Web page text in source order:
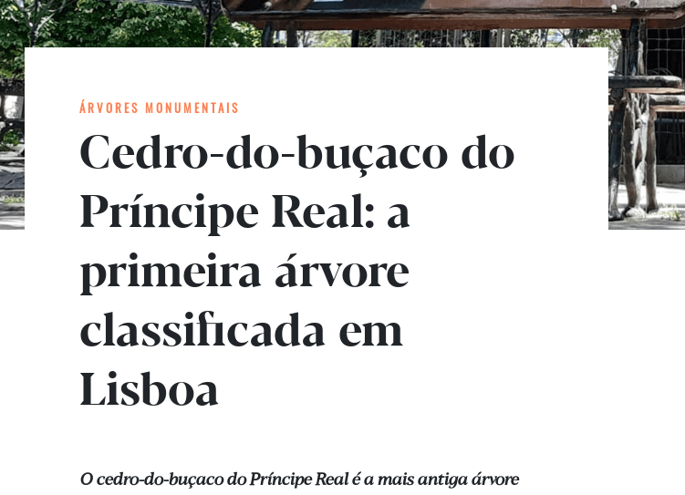
ÁRVORES MONUMENTAIS
Cedro-do-buçaco do
Príncipe Real: a
primeira árvore
classificada em
Lisboa
O cedro-do-buçaco do Príncipe Real é a mais antiga árvore